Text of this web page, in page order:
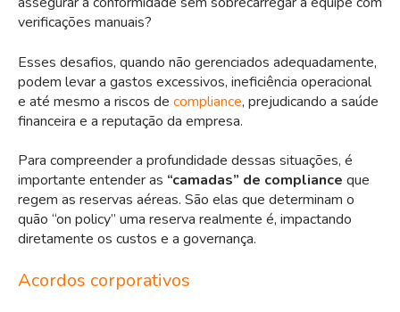
verificações manuais?
Esses desafios, quando não gerenciados adequadamente,
podem levar a gastos excessivos, ineficiência operacional
e até mesmo a riscos de compliance, prejudicando a saúde
financeira e a reputação da empresa.
Para compreender a profundidade dessas situações, é
importante entender as “camadas” de compliance que
regem as reservas aéreas. São elas que determinam o
quão “on policy” uma reserva realmente é, impactando
diretamente os custos e a governança.
Acordos corporativos